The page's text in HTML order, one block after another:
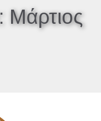
Μάρτιος